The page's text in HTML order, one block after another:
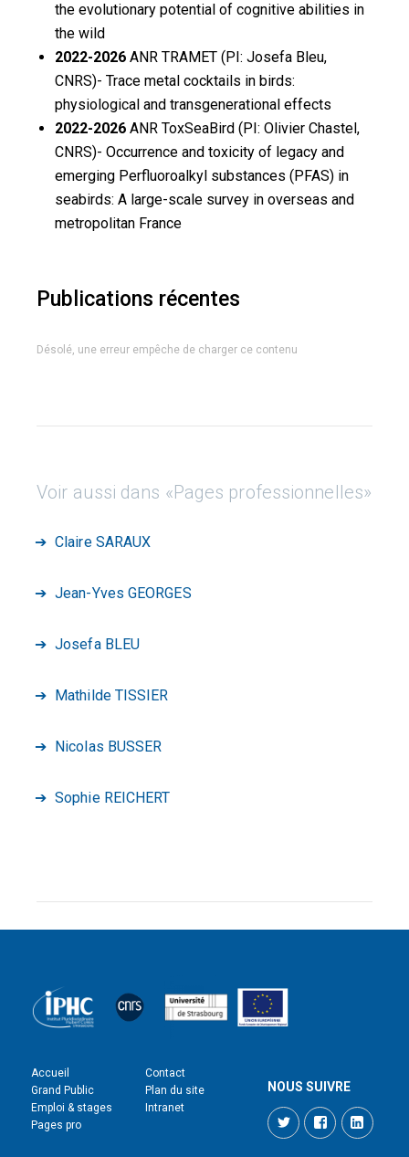
the evolutionary potential of cognitive abilities in
the wild
2022-2026 ANR TRAMET (PI: Josefa Bleu,
CNRS)- Trace metal cocktails in birds:
physiological and transgenerational effects
2022-2026 ANR ToxSeaBird (PI: Olivier Chastel,
CNRS)- Occurrence and toxicity of legacy and
emerging Perfluoroalkyl substances (PFAS) in
seabirds: A large-scale survey in overseas and
metropolitan France
Publications récentes
Désolé, une erreur empêche de charger ce contenu
Voir aussi dans «Pages professionnelles»
Claire SARAUX
Jean-Yves GEORGES
Josefa BLEU
Mathilde TISSIER
Nicolas BUSSER
Sophie REICHERT
Accueil
Grand Public
Emploi & stages
Pages pro
Contact
Plan du site
Intranet
NOUS SUIVRE
TwitterFacebook